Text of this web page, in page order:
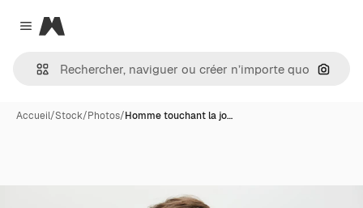
Close menu
Magnific
Accueil/Stock/Photos/Homme touchant la jo…